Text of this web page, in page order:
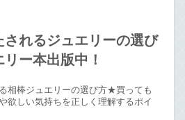
されるジュエリーの選び
ー本出版中！
相棒ジュエリーの選び方★買っても
欲しい気持ちを正しく理解するポイ